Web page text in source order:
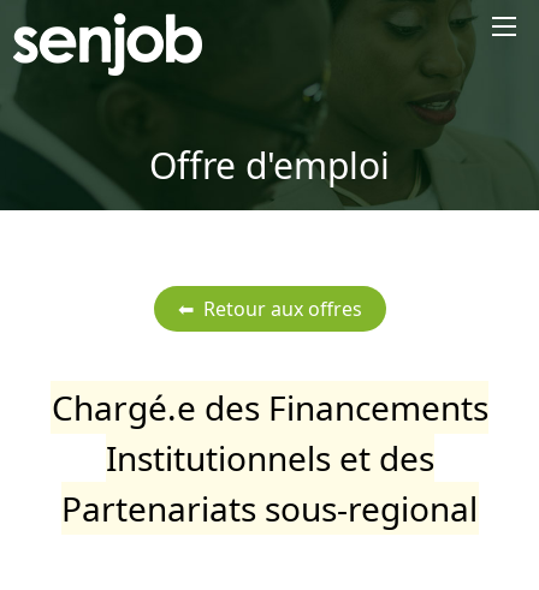
Offre d'emploi
Chargé.e des Financements
Institutionnels et des
Partenariats sous-regional